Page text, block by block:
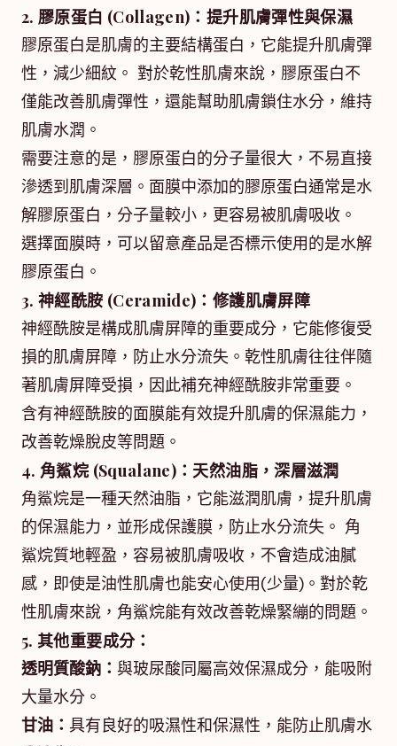
2. 膠原蛋白 (Collagen)：提升肌膚彈性與保濕
膠原蛋白是肌膚的主要結構蛋白，它能提升肌膚彈
性，減少細紋。 對於乾性肌膚來說，膠原蛋白不
僅能改善肌膚彈性，還能幫助肌膚鎖住水分，維持
肌膚水潤。
需要注意的是，膠原蛋白的分子量很大，不易直接
滲透到肌膚深層。面膜中添加的膠原蛋白通常是水
解膠原蛋白，分子量較小，更容易被肌膚吸收。
選擇面膜時，可以留意產品是否標示使用的是水解
膠原蛋白。
3. 神經酰胺 (Ceramide)：修護肌膚屏障
神經酰胺是構成肌膚屏障的重要成分，它能修復受
損的肌膚屏障，防止水分流失。乾性肌膚往往伴隨
著肌膚屏障受損，因此補充神經酰胺非常重要。
含有神經酰胺的面膜能有效提升肌膚的保濕能力，
改善乾燥脫皮等問題。
4. 角鯊烷 (Squalane)：天然油脂，深層滋潤
角鯊烷是一種天然油脂，它能滋潤肌膚，提升肌膚
的保濕能力，並形成保護膜，防止水分流失。 角
鯊烷質地輕盈，容易被肌膚吸收，不會造成油膩
感，即使是油性肌膚也能安心使用(少量)。對於乾
性肌膚來說，角鯊烷能有效改善乾燥緊繃的問題。
5. 其他重要成分：
透明質酸鈉： 與玻尿酸同屬高效保濕成分，能吸附
大量水分。
甘油： 具有良好的吸濕性和保濕性，能防止肌膚水